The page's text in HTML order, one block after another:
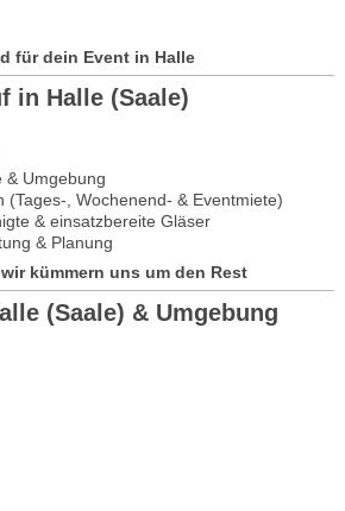
für dein Event in Halle
in Halle (Saale)
& Umgebung
(Tages-, Wochenend- & Eventmiete)
& einsatzbereite Gläser
& Planung
kümmern uns um den Rest
(Saale) & Umgebung